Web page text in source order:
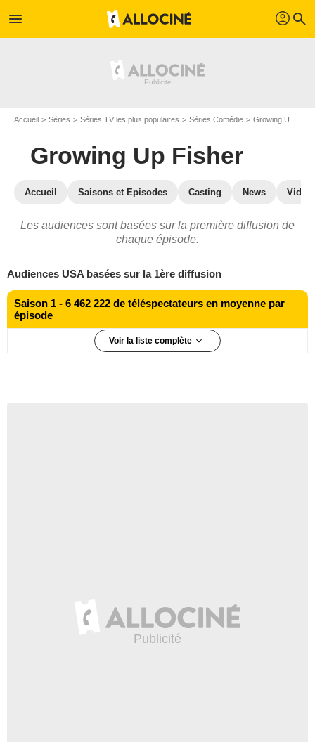
menu profil search
Accueil Séries Séries TV les plus populaires Séries Comédie Growing Up Fisher
Growing Up Fisher
Accueil Saisons et Episodes Casting News
Les audiences sont basées sur la première diffusion de
chaque épisode.
Audiences USA basées sur la 1ère diffusion
Saison 1 - 6 462 222 de téléspectateurs en moyenne par
épisode
Voir la liste complète
8 860 000 téléspectateurs